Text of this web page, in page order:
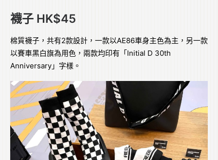
襪子 HK$45
棉質襪子，共有2款設計，一款以AE86車身主色為主，另一款
以賽車黑白旗為用色，兩款均印有「Initial D 30th
Anniversary」字樣。